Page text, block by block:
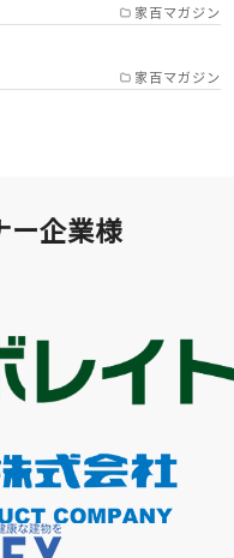
家百マガジン
家百マガジン
ー企業様